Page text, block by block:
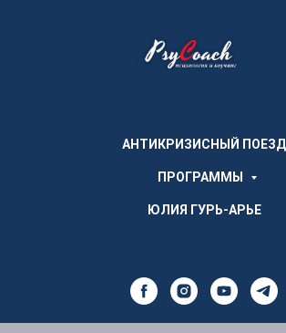
АНТИКРИЗИСНЫЙ ПОЕЗД
ПРОГРАММЫ
ЮЛИЯ ГУРЬ-АРЬЕ